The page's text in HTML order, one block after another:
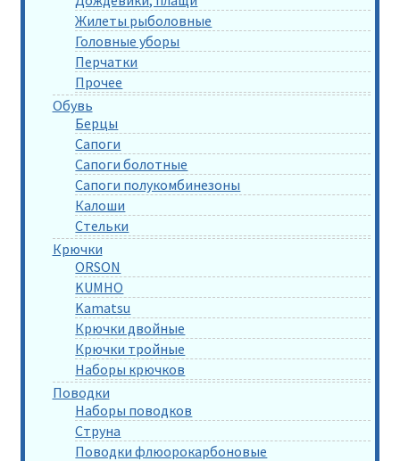
Жилеты рыболовные
Головные уборы
Перчатки
Прочее
Обувь
Берцы
Сапоги
Сапоги болотные
Сапоги полукомбинезоны
Калоши
Стельки
Крючки
ORSON
KUMHO
Kamatsu
Крючки двойные
Крючки тройные
Наборы крючков
Поводки
Наборы поводков
Струна
Поводки флюорокарбоновые